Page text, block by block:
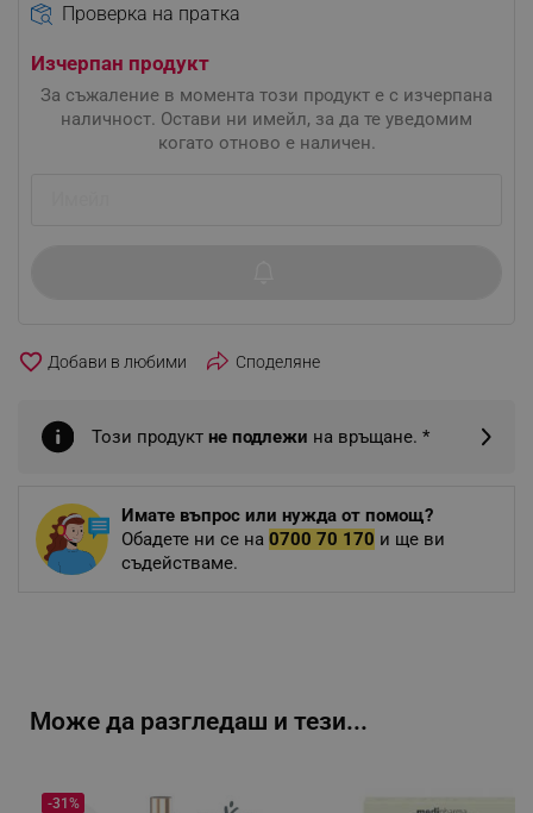
Проверка на пратка
Изчерпан продукт
За съжаление в момента този продукт е с изчерпана
наличност. Остави ни имейл, за да те уведомим
когато отново е наличен.
favorite_border Споделяне
Този продукт не подлежи на връщане. *
Имате въпрос или нужда от помощ?
Обадете ни се на 0700 70 170 и ще ви
съдействаме.
Може да разгледаш и тези...
-31%